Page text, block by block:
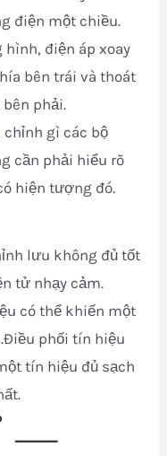
điện một chiều.
điện áp xoay
bên trái và thoát
phải.
gì các bộ
cần phải hiểu rõ
hiện tượng đó.
lưu không đủ tốt
tử nhạy cảm.
có thể khiến một
phối tín hiệu
tín hiệu đủ sạch